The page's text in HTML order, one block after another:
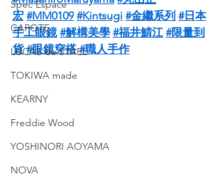
Spec Espace
CAPOTE
LUCAS de STAEL
TOKIWA made
KEARNY
Freddie Wood
YOSHINORI AOYAMA
NOVA
宏 #MM0109 #Kintsugi #金繼系列 #日本
手工眼鏡 #解構美學 #福井鯖江 #限量到
貨 #眼鏡穿搭 #職人手作